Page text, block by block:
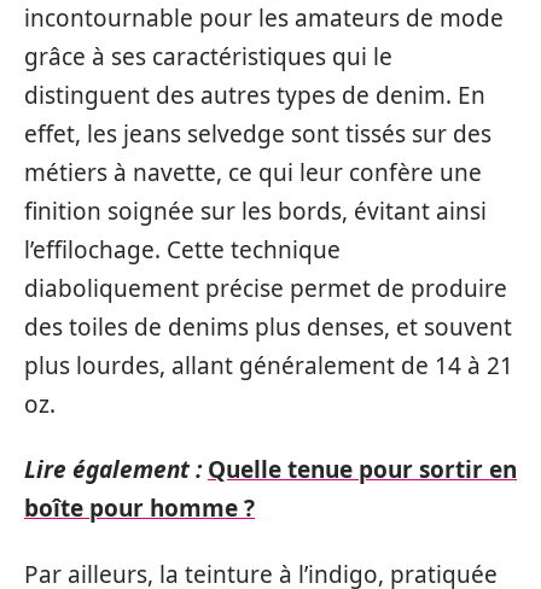
incontournable pour les amateurs de mode
grâce à ses caractéristiques qui le
distinguent des autres types de denim. En
effet, les jeans selvedge sont tissés sur des
métiers à navette, ce qui leur confère une
finition soignée sur les bords, évitant ainsi
l’effilochage. Cette technique
diaboliquement précise permet de produire
des toiles de denims plus denses, et souvent
plus lourdes, allant généralement de 14 à 21
oz.
Lire également : Quelle tenue pour sortir en
boîte pour homme ?
Par ailleurs, la teinture à l’indigo, pratiquée